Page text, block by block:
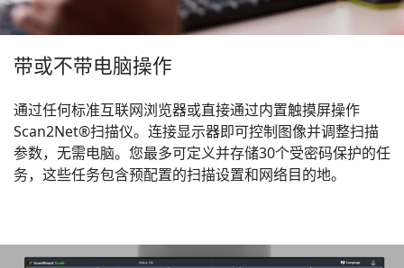
带或不带电脑操作
通过任何标准互联网浏览器或直接通过内置触摸屏操作
Scan2Net®扫描仪。连接显示器即可控制图像并调整扫描
参数，无需电脑。您最多可定义并存储30个受密码保护的任
务，这些任务包含预配置的扫描设置和网络目的地。